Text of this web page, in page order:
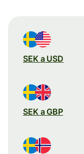
SEK a USD
SEK a GBP